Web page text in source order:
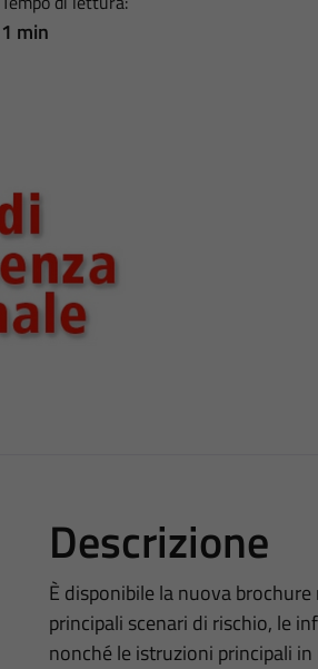
1 min
Descrizione
È disponibile la nuova
principali scenari di rischio, le
nonché le istruzioni principali